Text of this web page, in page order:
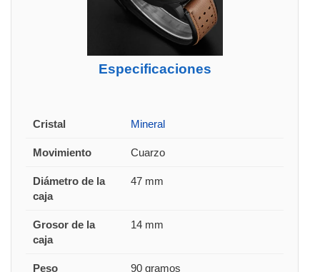
Especificaciones
Cristal Mineral
Movimiento Cuarzo
Diámetro de la
caja
47 mm
Grosor de la
caja
14 mm
Peso 90 gramos